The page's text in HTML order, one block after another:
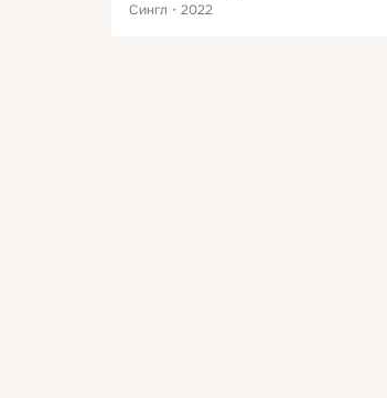
Сингл
2022